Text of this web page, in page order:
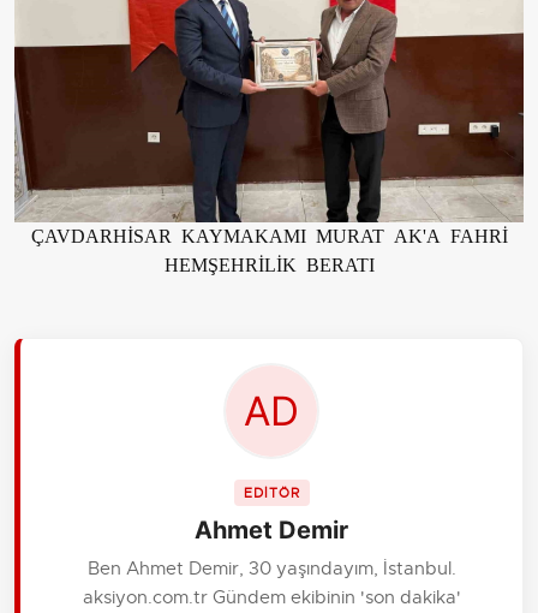
ÇAVDARHİSAR KAYMAKAMI MURAT AK'A FAHRİ
HEMŞEHRİLİK BERATI
EDİTÖR
Ahmet Demir
Ben Ahmet Demir, 30 yaşındayım, İstanbul.
aksiyon.com.tr Gündem ekibinin 'son dakika'